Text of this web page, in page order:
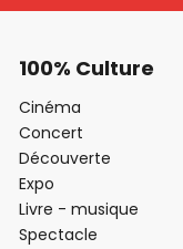
100% Culture
Cinéma
Concert
Découverte
Expo
Livre - musique
Spectacle